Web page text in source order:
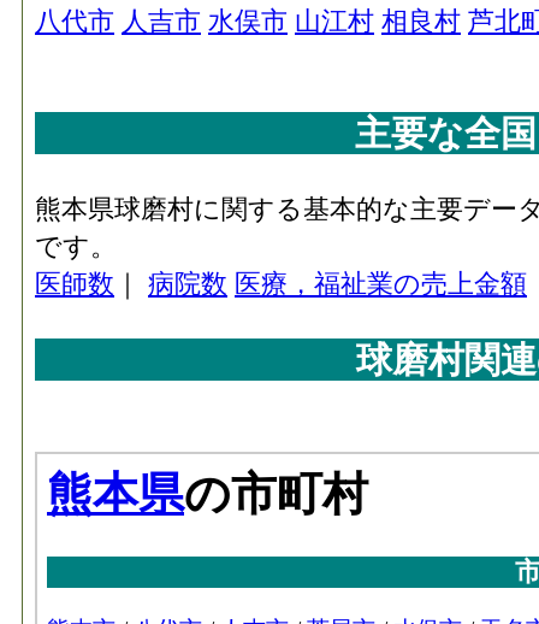
八代市 人吉市 水俣市 山江村 相良村 芦北
主要な全
熊本県球磨村に関する基本的な主要デ
です。
医師数 ｜ 病院数 医療，福祉業の売上金額
球磨村関